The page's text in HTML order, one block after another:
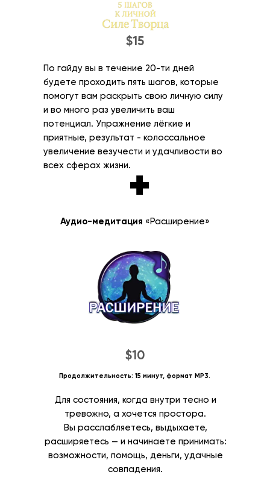
+
Аудио-медитация «Расширение»
По гайду вы в течение 20-ти дней
будете проходить пять шагов, которые
помогут вам раскрыть свою личную силу
и во много раз увеличить ваш
потенциал. Упражнение лёгкие и
приятные, результат - колоссальное
увеличение везучести и удачливости во
всех сферах жизни.
Для состояния, когда внутри тесно и
тревожно, а хочется простора.
Вы расслабляетесь, выдыхаете,
расширяетесь — и начинаете принимать:
возможности, помощь, деньги, удачные
совпадения.
$15
$10
Продолжительность: 15 минут, формат MP3.